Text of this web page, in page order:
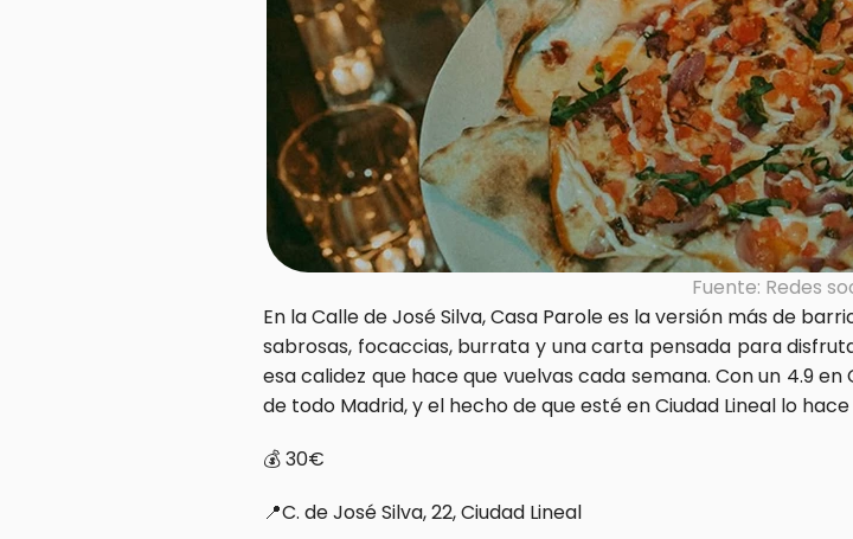
Fuente: Redes
En la Calle de José Silva, Casa Parole es la versión más de
sabrosas, focaccias, burrata y una carta pensada para
esa calidez que hace que vuelvas cada semana. Con un 4.9
de todo Madrid, y el hecho de que esté en Ciudad Lineal lo
💰 30€
📍C. de José Silva, 22, Ciudad Lineal